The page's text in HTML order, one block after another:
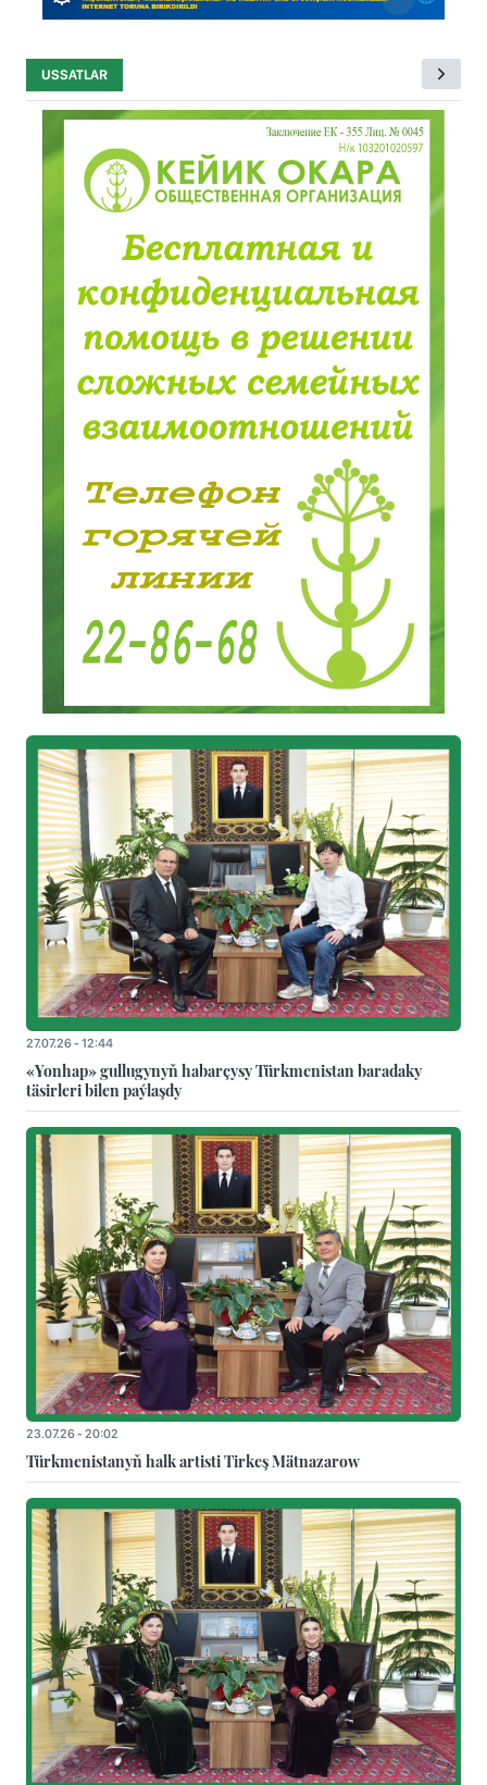
USSATLAR
27.07.26 - 12:44
«Yonhap» gullugynyň habarçysy Türkmenistan baradaky
täsirleri bilen paýlaşdy
23.07.26 - 20:02
Türkmenistanyň halk artisti Tirkeş Mätnazarow